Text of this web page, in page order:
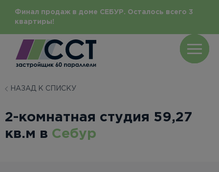
Финал продаж в доме СЕБУР. Осталось всего 3
квартиры!
НАЗАД К СПИСКУ
2-комнатная студия 59,27
кв.м в Себур